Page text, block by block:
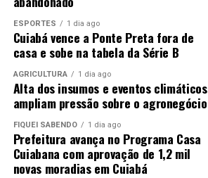
ESPORTES 1 dia ago
Cuiabá vence a Ponte Preta fora de
casa e sobe na tabela da Série B
AGRICULTURA 1 dia ago
Alta dos insumos e eventos climáticos
ampliam pressão sobre o agronegócio
FIQUEI SABENDO 1 dia ago
Prefeitura avança no Programa Casa
Cuiabana com aprovação de 1,2 mil
novas moradias em Cuiabá